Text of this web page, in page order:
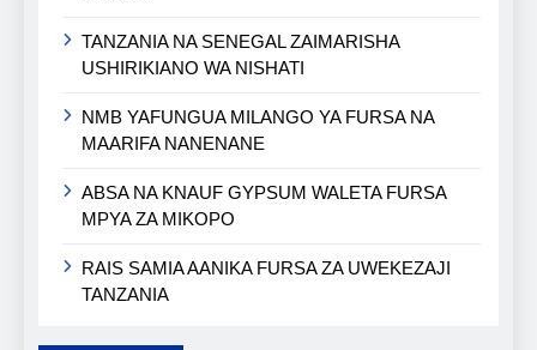
TANZANIA NA SENEGAL ZAIMARISHA
USHIRIKIANO WA NISHATI
NMB YAFUNGUA MILANGO YA FURSA NA
MAARIFA NANENANE
ABSA NA KNAUF GYPSUM WALETA FURSA
MPYA ZA MIKOPO
RAIS SAMIA AANIKA FURSA ZA UWEKEZAJI
TANZANIA